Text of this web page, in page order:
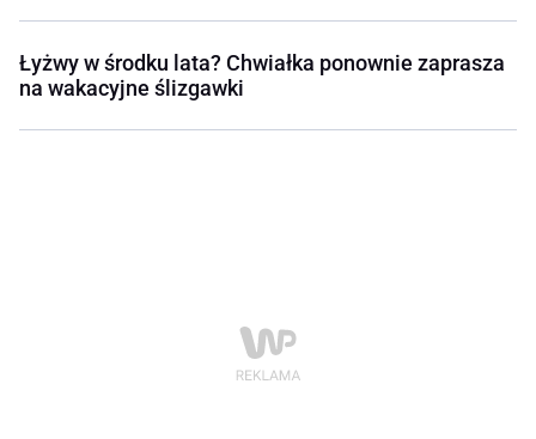
Łyżwy w środku lata? Chwiałka ponownie zaprasza
na wakacyjne ślizgawki